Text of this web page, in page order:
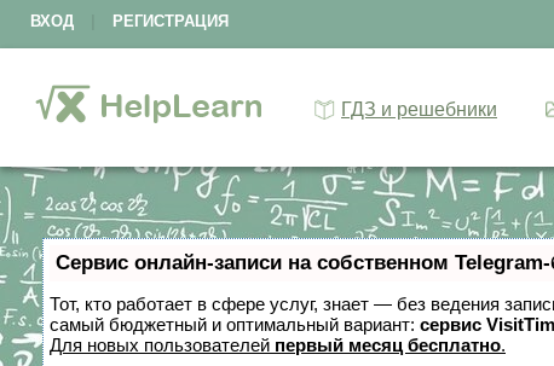
ВХОД РЕГИСТРАЦИЯ
ГДЗ и решебники
Сервис онлайн-записи на собственном Telegram-
Тот, кто работает в сфере услуг, знает — без ведения
самый бюджетный и оптимальный вариант: сервис
Для новых пользователей первый месяц бесплатно.